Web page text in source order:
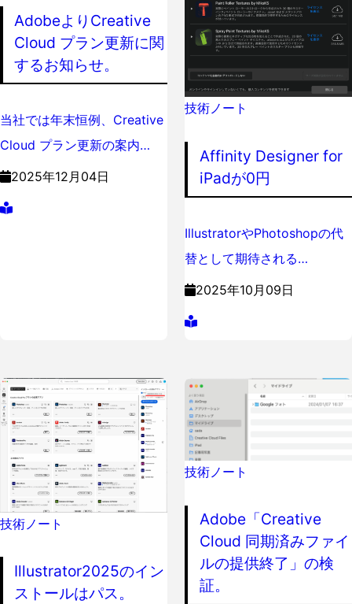
AdobeよりCreative
Cloud プラン更新に関
するお知らせ。
当社では年末恒例、Creative
Cloud プラン更新の案内…
2025年12月04日
技術ノート
Affinity Designer for
iPadが0円
IllustratorやPhotoshopの代
替として期待される…
2025年10月09日
技術ノート
Illustrator2025のイン
ストールはパス。
技術ノート
Adobe「Creative
Cloud 同期済みファイ
ルの提供終了」の検
証。